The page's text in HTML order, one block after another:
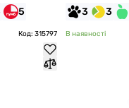
5 3 3
Код: 315797 В наявності